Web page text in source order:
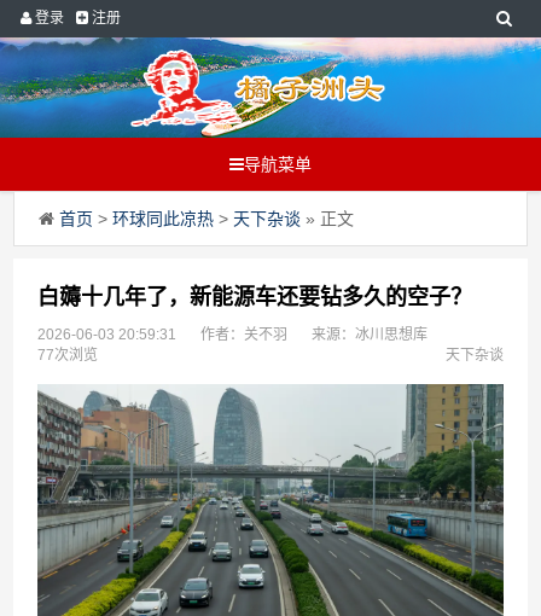
登录 注册
导航菜单
首页 >环球同此凉热 > 天下杂谈 » 正文
白薅十几年了，新能源车还要钻多久的空子？
2026-06-03 20:59:31 作者：关不羽
来源：冰川思想库
77次浏览
天下杂谈